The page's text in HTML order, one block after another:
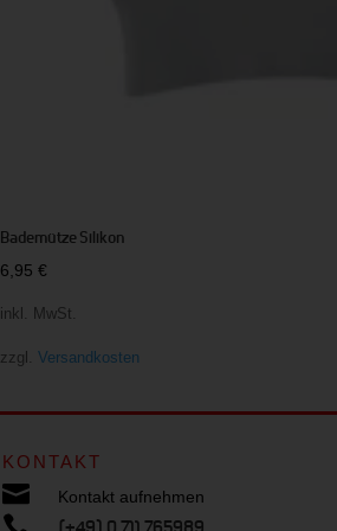
Bademütze Silikon
6,95€
inkl. MwSt.
zzgl.Versandkosten
KONTAKT
 Kontakt aufnehmen
